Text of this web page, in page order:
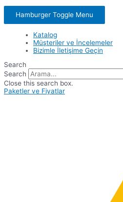
Hamburger Toggle Menu
Katalog
Müşteriler ve İncelemeler
Bizimle İletişime Geçin
Search
Search
Close this search box.
Paketler ve Fiyatlar